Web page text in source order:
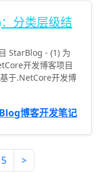
分类层级结
StarBlog - (1) 为
开发博客项目
于.NetCore开发博
博客开发笔记
5 >